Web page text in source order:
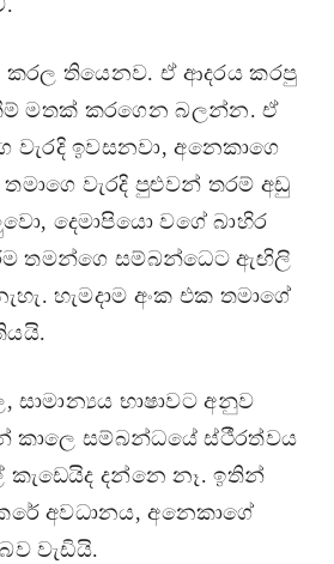
කරල තියෙනව. ඒ ආදරය කරපු
මතක් කරගෙන බලන්න. ඒ
වැරදි ඉවසනවා, අනෙකාගෙ
වැරදි පුළුවන් තරම් අඩු
දෙමාපියො වගේ බාහිර
තමන්ගෙ සම්බන්ධෙට ඇඟිලි
හැමදාම අංක එක තමාගේ
සාමාන්‍යය භාෂාවට අනුව
කාලෙ සම්බන්ධයේ ස්ථීරත්වය
දන්නෙ නෑ. ඉතින්
අවධානය, අනෙකාගේ
වැඩියි.